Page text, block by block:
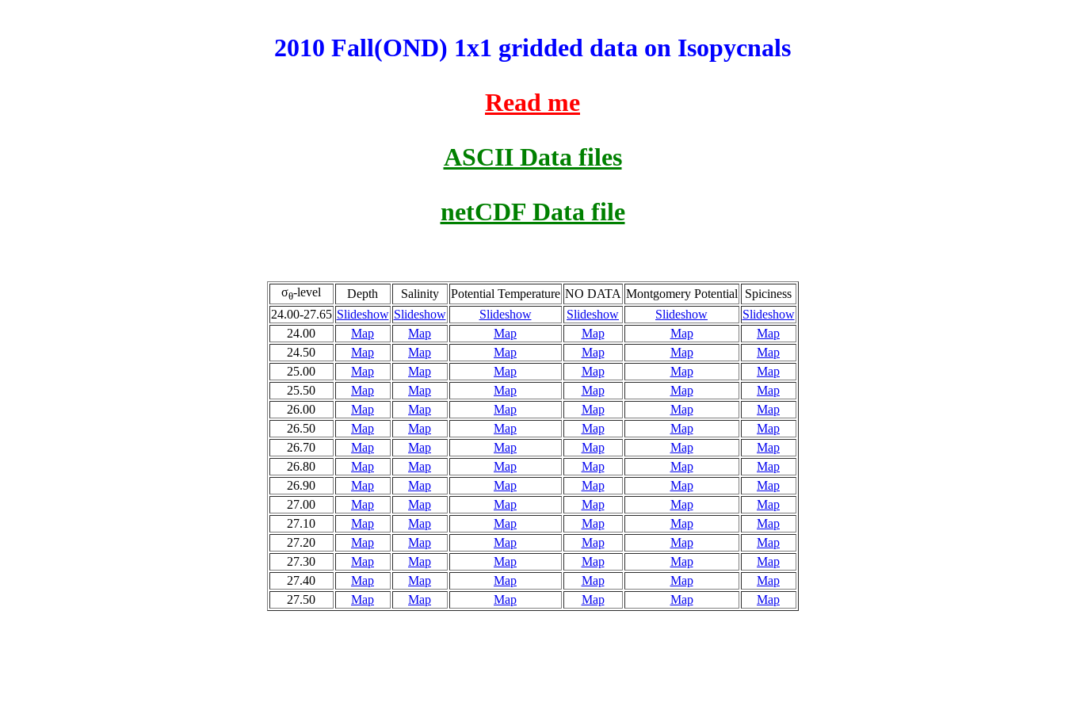
2010 Fall(OND) 1x1 gridded data on Isopycnals
Read me
ASCII Data files
netCDF Data file
σθ-level Depth Salinity Potential Temperature NO DATA Montgomery Potential
Spiciness
24.00-27.65 Slideshow Slideshow Slideshow Slideshow Slideshow
Slideshow
24.00
Map Map Map Map Map
Map
24.50
Map Map Map Map Map
Map
25.00
Map Map Map Map Map
Map
25.50
Map Map Map Map Map
Map
26.00
Map Map Map Map Map
Map
26.50
Map Map Map Map Map
Map
26.70
Map Map Map Map Map
Map
26.80
Map Map Map Map Map
Map
26.90
Map Map Map Map Map
Map
27.00
Map Map Map Map Map
Map
27.10
Map Map Map Map Map
Map
27.20
Map Map Map Map Map
Map
27.30
Map Map Map Map Map
Map
27.40
Map Map Map Map Map
Map
27.50
Map Map Map Map Map Map